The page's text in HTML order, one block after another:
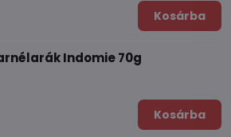
Kosárba
Indomie 70g
Kosárba